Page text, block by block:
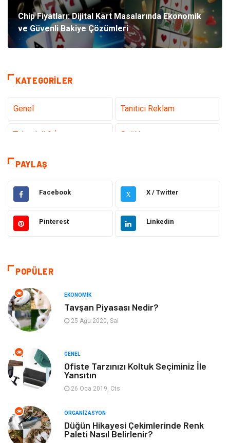
Chip Fiyatları: Dijital Kart Masalarında Ekonomik
ve Güvenli Bakiye Çözümleri
KATEGORILER
Genel Tanıtıcı Reklam
Teknoloji & İnternet Sağlık
teknoloji
Hukuk Giyim
Elektronik Makine
Sağlıklı Yaşam
Otomotiv
Tatil
Yeme & İçme Spor
Gençlik & Eğlence Keyif & Hobi
PAYLAŞ
Facebook X X / Twitter
Pinterest Linkedin
POPÜLER
EKONOMIK
Tavşan Piyasası Nedir?
25 Ağu 2020, Sal
GENEL
Ofiste Tarzınızı Koltuk Seçiminiz İle
Yansıtın
26 Oca 2019, Cts
ORGANIZASYON
Düğün Hikayesi Çekimlerinde Renk
Paleti Nasıl Belirlenir?